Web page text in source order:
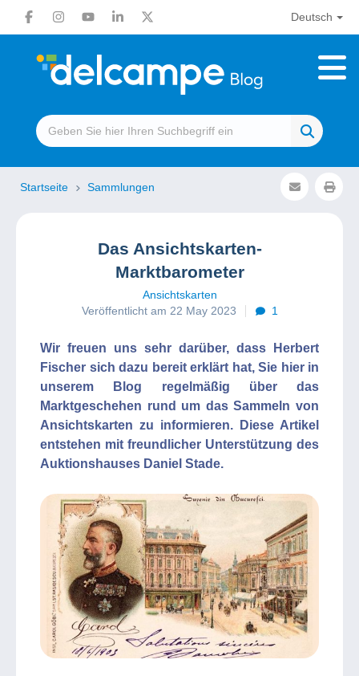
Deutsch
Startseite Sammlungen
Das Ansichtskarten-
Marktbarometer
Ansichtskarten
Veröffentlicht am 22 May 2023
1
Wir freuen uns sehr darüber, dass Herbert
Fischer sich dazu bereit erklärt hat, Sie hier in
unserem Blog regelmäßig über das
Marktgeschehen rund um das Sammeln von
Ansichtskarten zu informieren. Diese Artikel
entstehen mit freundlicher Unterstützung des
Auktionshauses Daniel Stade.